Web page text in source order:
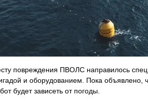
повреждения ПВОЛС направилось
и оборудованием. Пока объявлено,
будет зависеть от погоды.